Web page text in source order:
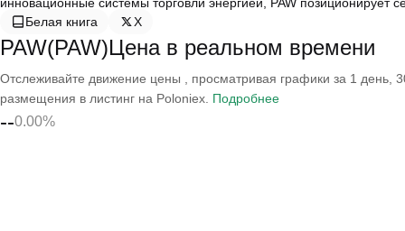
Белая книга
X
PAW(PAW)Цена в реальном времени
Отслеживайте движение цены , просматривая графики за 1 день,
размещения в листинг на Poloniex. Подробнее
--0.00%